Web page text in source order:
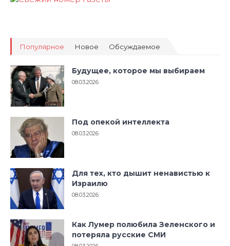
Популярное Новое Обсуждаемое
Будущее, которое мы выбираем
08.03.2026
Под опекой интеллекта
08.03.2026
Для тех, кто дышит ненавистью к
Израилю
08.03.2026
Как Лумер полюбила Зеленского и
потеряла русские СМИ